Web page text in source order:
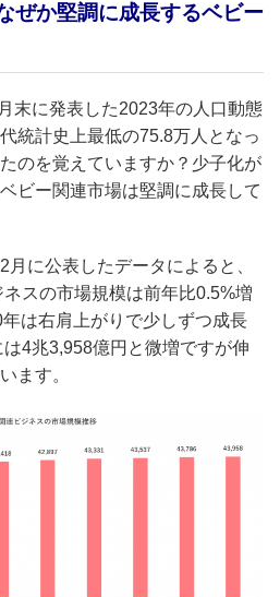
ぜか堅調に成長するベビー
末に発表した2023年の人口動態
統計史上最低の75.8万人となっ
のを覚えていますか？少子化が
ビー関連市場は堅調に成長して
に公表したデータによると、
スの市場規模は前年比0.5%増
は右肩上がりで少しずつ成長
4兆3,958億円と微増ですが伸
ます。